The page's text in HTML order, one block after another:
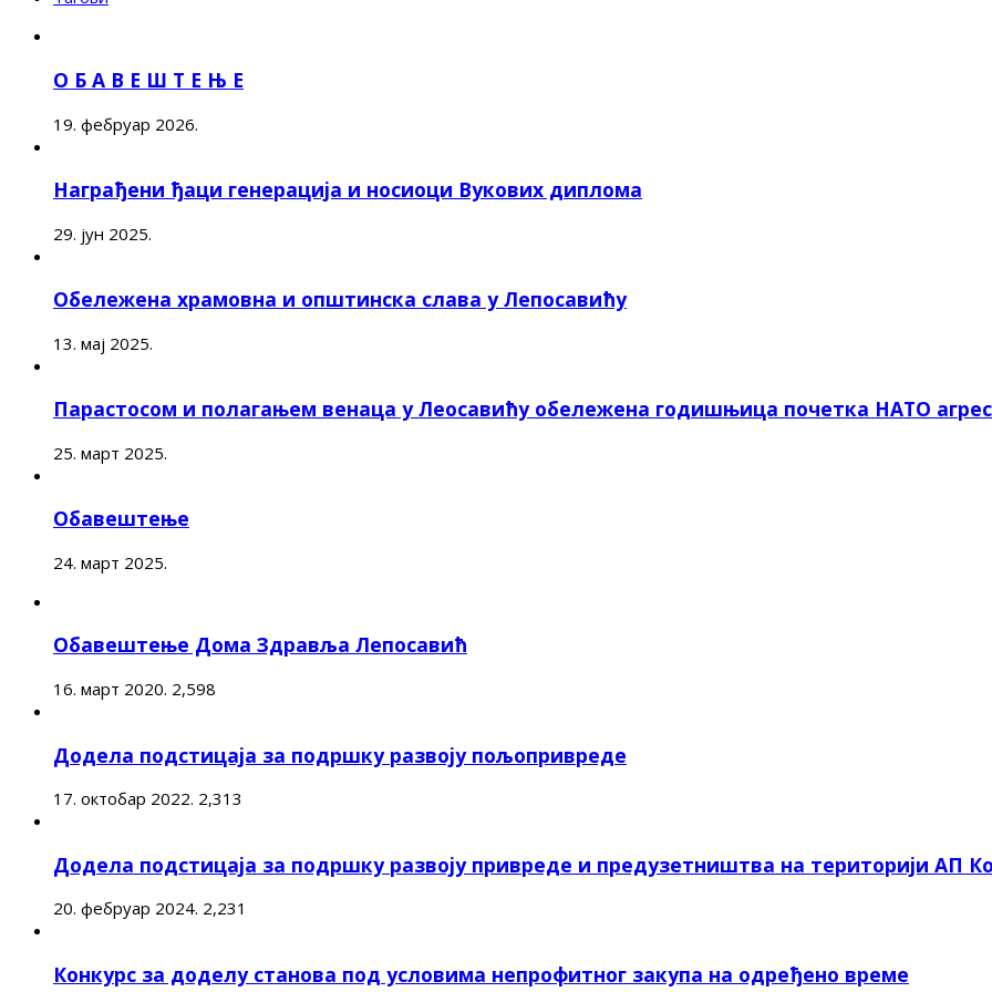
О Б А В Е Ш Т Е Њ Е
19. фебруар 2026.
Награђени ђаци генерација и носиоци Вукових диплома
29. јун 2025.
Обележена храмовна и општинска слава у Лепосавићу
13. мај 2025.
Парастосом и полагањем венаца у Леосавићу обележена годишњица почетка НАТО
25. март 2025.
Обавештење
24. март 2025.
Обавештење Дома Здравља Лепосавић
16. март 2020. 2,598
Додела подстицаја за подршку развоју пољопривреде
17. октобар 2022. 2,313
Додела подстицаја за подршку развоју привреде и предузетништва на територији АП
20. фебруар 2024. 2,231
Конкурс за доделу станова под условима непрофитног закупа на одређено време